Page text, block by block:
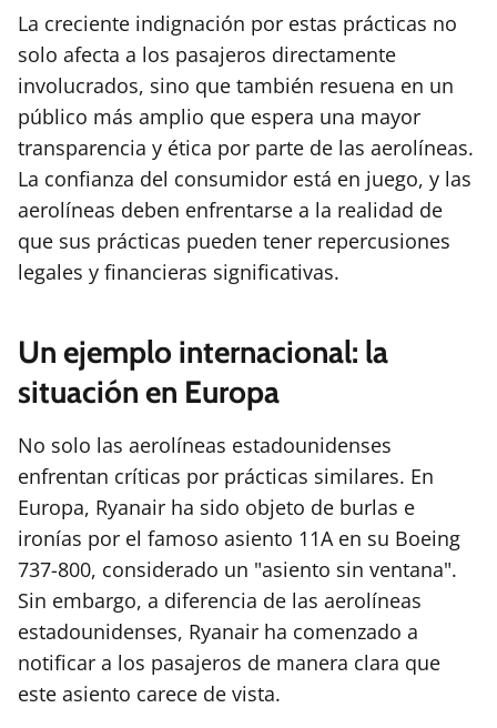
La creciente indignación por estas prácticas no
solo afecta a los pasajeros directamente
involucrados, sino que también resuena en un
público más amplio que espera una mayor
transparencia y ética por parte de las aerolíneas.
La confianza del consumidor está en juego, y las
aerolíneas deben enfrentarse a la realidad de
que sus prácticas pueden tener repercusiones
legales y financieras significativas.
Un ejemplo internacional: la
situación en Europa
No solo las aerolíneas estadounidenses
enfrentan críticas por prácticas similares. En
Europa, Ryanair ha sido objeto de burlas e
ironías por el famoso asiento 11A en su Boeing
737-800, considerado un "asiento sin ventana".
Sin embargo, a diferencia de las aerolíneas
estadounidenses, Ryanair ha comenzado a
notificar a los pasajeros de manera clara que
este asiento carece de vista.